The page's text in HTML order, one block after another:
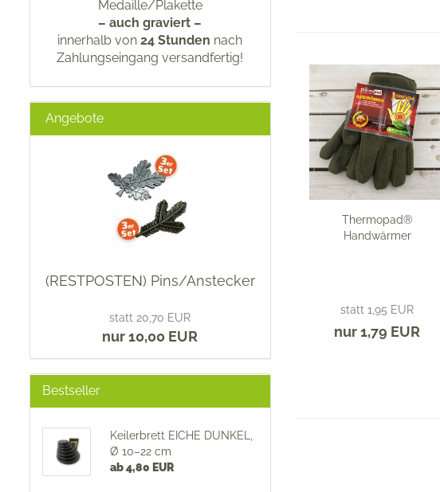
Thermopad®
Handwärmer
statt 1,95 EUR
nur 1,79 EUR
Medaille/Plakette
– auch graviert –
innerhalb von24 Stunden nach
Zahlungseingang versandfertig!
Angebote
(RESTPOSTEN) Pins/Anstecker
statt 20,70 EUR
nur 10,00 EUR
Bestseller
Keilerbrett EICHE DUNKEL,
Ø 10–22 cm
ab 4,80 EUR